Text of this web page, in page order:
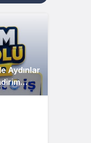
Aydınlar